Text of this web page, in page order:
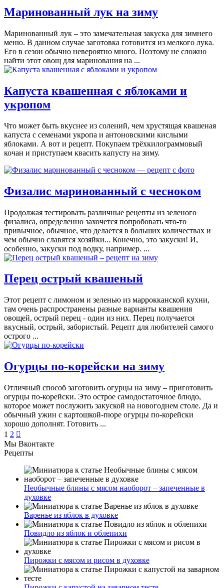
Маринованный лук на зиму
Маринованный лук – это замечательная закуска для зимнего
меню. В данном случае заготовка готовится из мелкого лука.
Его в сезон обычно невероятно много. Поэтому не сложно
найти этот овощ для маринования на ...
Капуста квашенная с яблоками и
укропом
Что может быть вкуснее из солений, чем хрустящая квашеная
капуста с семенами укропа и антоновскими кислыми
яблоками. А вот и рецепт. Покупаем трёхкилограммовый
кочан и приступаем квасить капусту на зиму.
Физалис маринованный с чесноком
Продолжая тестировать различные рецепты из зеленого
физалиса, определенно захочется попробовать что-то
привычное, обычное, что делается в больших количествах и
чем обычно славятся хозяйки... Конечно, это закуски! И,
особенно, закуски под водку, например. ...
Перец острый квашеный
Этот рецепт с лимоном и зеленью из маррокканской кухни,
там очень распространены разные варианты квашения
овощей, острый перец - один из них. Перец получается
вкусный, острый, забористый. Рецепт для любителей самого
острого ...
Огурцы по-корейски на зиму
Отличный способ заготовить огурцы на зиму – приготовить
огурцы по-корейски. Это острое самодостаточное блюдо,
которое может послужить закуской на новогоднем столе. Да и
обычный ужин с картошкой-пюре огурцы по-корейски
хорошо дополнят. Готовить ...
Posts
pagination
1 2 
Мы Вконтакте
Рецепты
Необычные блины с мясом наоборот – запеченные в
духовке
Варенье из яблок в духовке
Повидло из яблок и облепихи
Пирожки с мясом и рисом в духовке